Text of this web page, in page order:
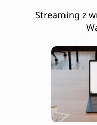
Streaming z